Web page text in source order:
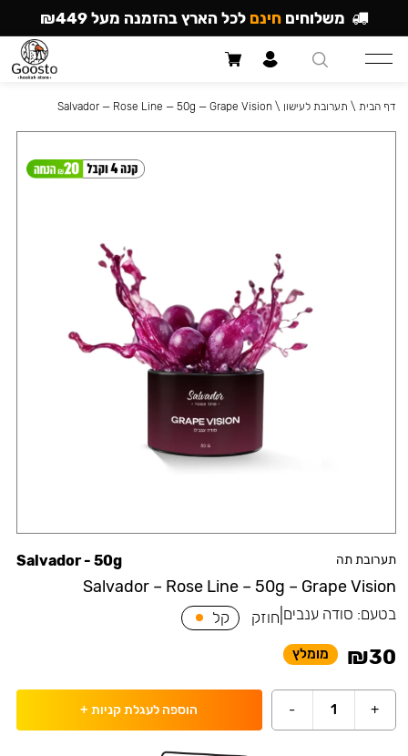
תערובת תה
Salvador – Rose Line – 50g – Grape Vision
Salvador - 50g
בטעם: סודה ענבים חוזק קל
₪30 מומלץ
+
1
- הוספה לעגלת קניות +
דף הבית \ תערובת לעישון \
Salvador — Rose Line — 50g — Grape Vision
משלוחים חינם לכל הארץ בהזמנה מעל ₪449